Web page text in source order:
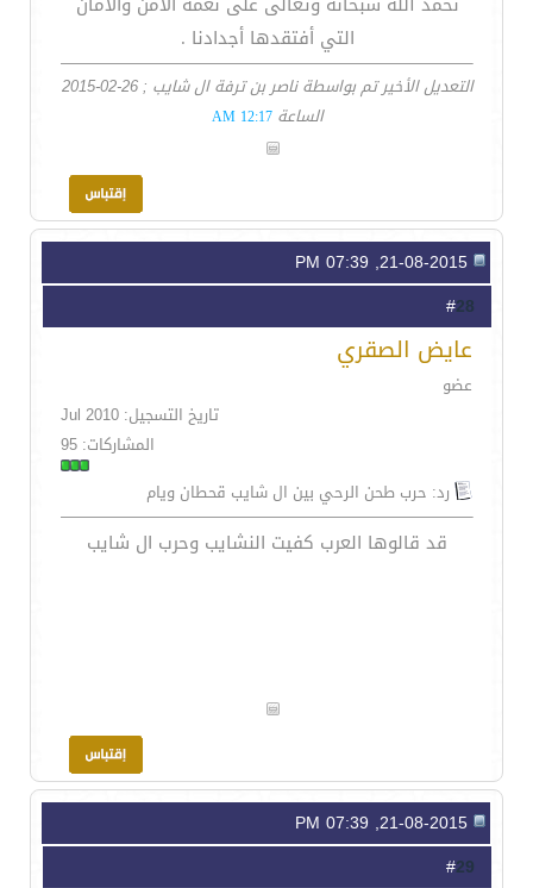
التي أفتقدها أجدادنا .
التعديل الأخير تم بواسطة ناصر بن ترفة ال شايب ; 26-02-2015
الساعة12:17 AM
28
عايض الصقري
عضو
تاريخ التسجيل: Jul 2010
المشاركات: 95
رد: حرب طحن الرحي بين ال شايب قحطان ويام
قد قالوها العرب كفيت النشايب وحرب ال شايب
29